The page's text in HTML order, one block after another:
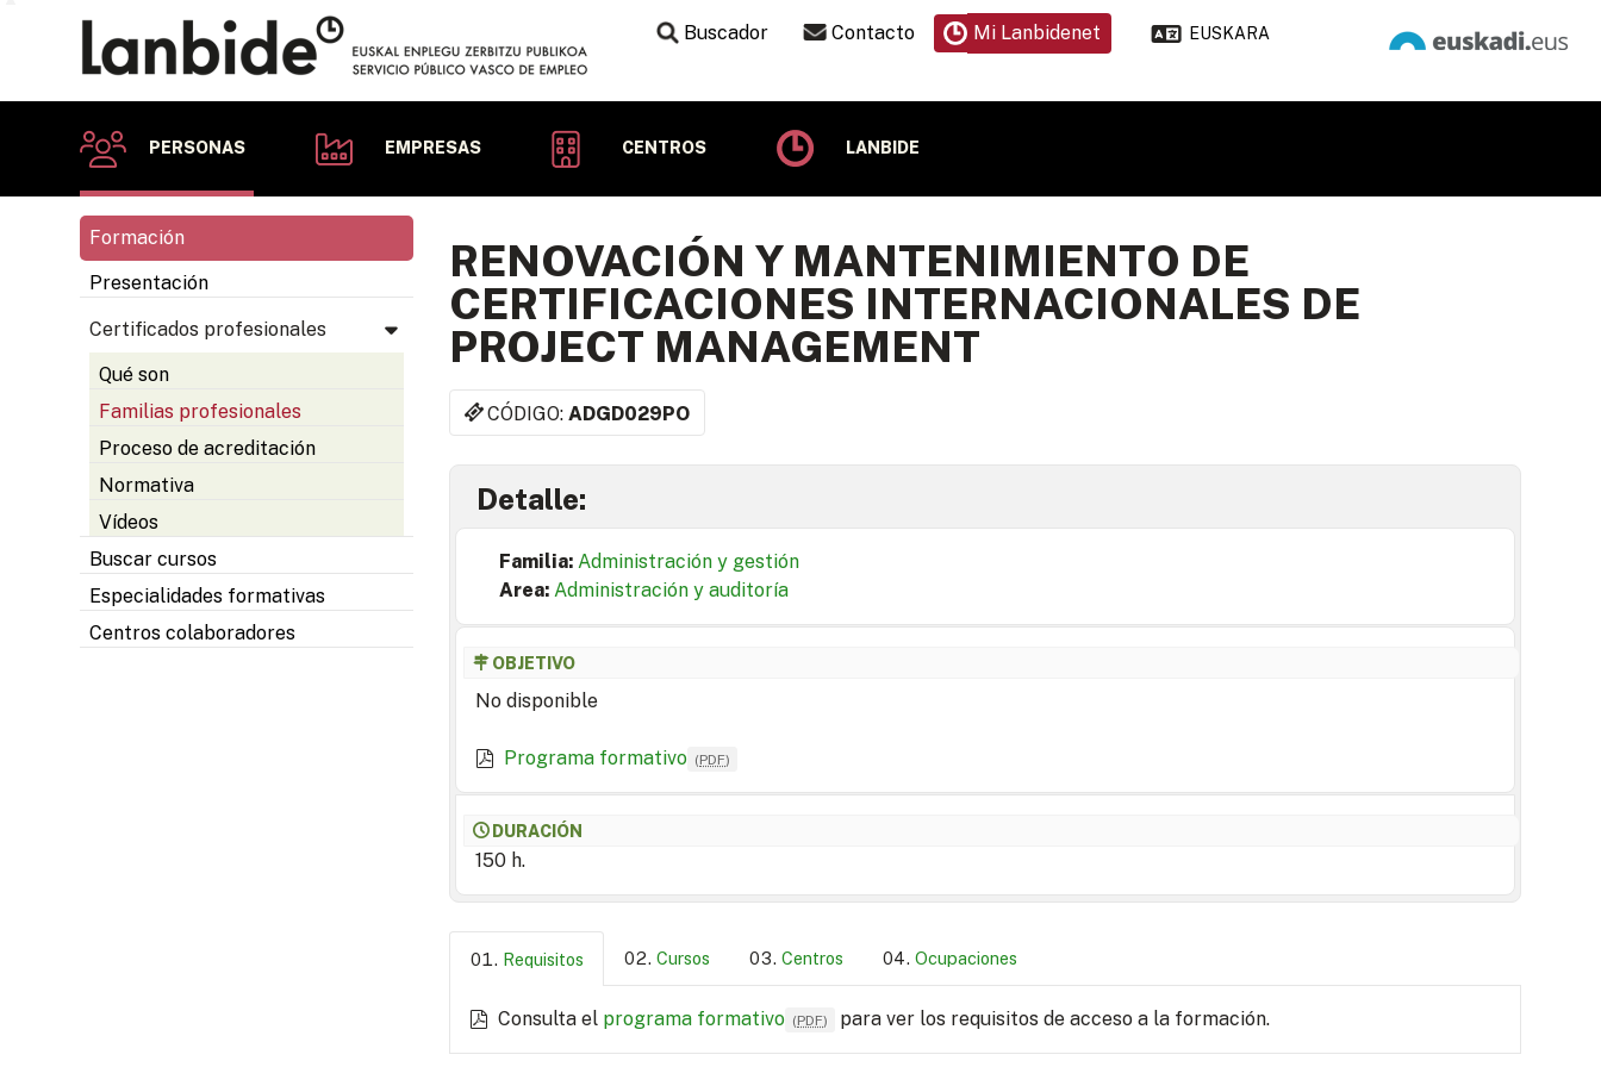
Buscador Contacto Mi Lanbidenet EUSKARA
PERSONAS EMPRESAS CENTROS LANBIDE
Formación
Presentación
Certificados profesionales
Qué son
Familias profesionales
Proceso de acreditación
Normativa
Vídeos
Buscar cursos
Especialidades formativas
Centros colaboradores
RENOVACIÓN Y MANTENIMIENTO DE
CERTIFICACIONES INTERNACIONALES DE
PROJECT MANAGEMENT
CÓDIGO:ADGD029PO
Detalle:
Familia: Administración y gestión
Area: Administración y auditoría
OBJETIVO
No disponible
Programa formativo (PDF)
DURACIÓN
150 h.
Requisitos Cursos Centros Ocupaciones
Consulta el programa formativo (PDF) para ver los requisitos de acceso a la formación.